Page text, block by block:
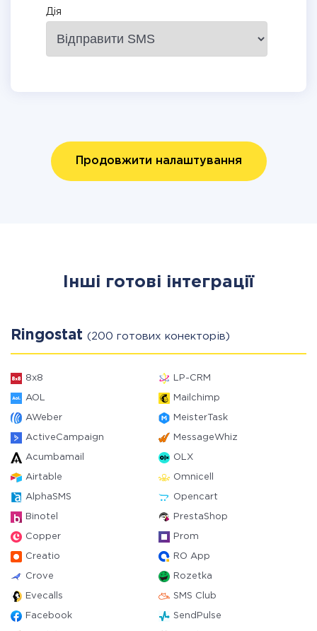
Дія
Продовжити налаштування
Інші готові інтеграції
Ringostat (200 готових конекторів)
8x8 LP-CRM
AOL Mailchimp
AWeber MeisterTask
ActiveCampaign MessageWhiz
Acumbamail OLX
Airtable Omnicell
AlphaSMS Opencart
Binotel PrestaShop
Copper Prom
Creatio RO App
Crove Rozetka
Evecalls SMS Club
Facebook SendPulse